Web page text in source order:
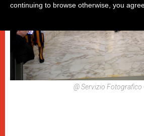
@ Servizio Fotografico
continuing to browse otherwise, you